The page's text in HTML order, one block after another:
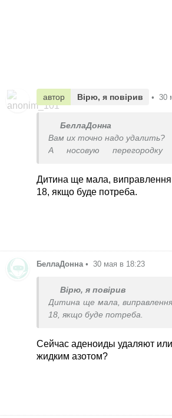
автор Вірю, я повірив • 30
БеллаДонна
Вам их точно надо удалить?
А носовую перегородку
Дитина ще мала, виправлення
18, якщо буде потреба.
БеллаДонна • 30 мая в 18:23
Вірю, я повірив
Дитина ще мала, виправлення
18, якщо буде потреба.
Сейчас аденоиды удаляют
жидким азотом?